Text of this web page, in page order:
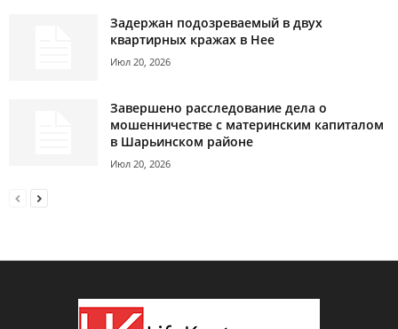
Задержан подозреваемый в двух
квартирных кражах в Нее
Июл 20, 2026
Завершено расследование дела о
мошенничестве с материнским капиталом
в Шарьинском районе
Июл 20, 2026